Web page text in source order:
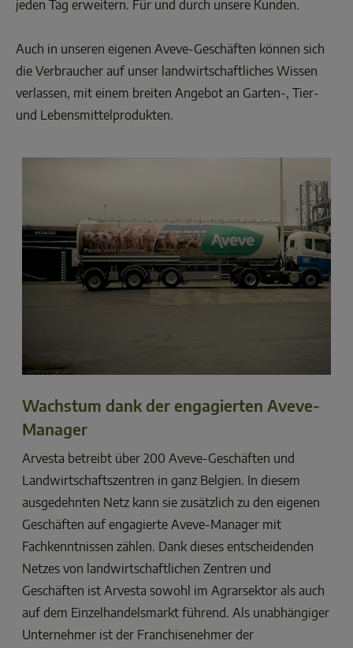
jeden Tag erweitern. Für und durch unsere Kunden.
Auch in unseren eigenen Aveve-Geschäften können sich
die Verbraucher auf unser landwirtschaftliches Wissen
verlassen, mit einem breiten Angebot an Garten-, Tier-
und Lebensmittelprodukten.
Wachstum dank der engagierten Aveve-
Manager
Arvesta betreibt über 200 Aveve-Geschäften und
Landwirtschaftszentren in ganz Belgien. In diesem
ausgedehnten Netz kann sie zusätzlich zu den eigenen
Geschäften auf engagierte Aveve-Manager mit
Fachkenntnissen zählen. Dank dieses entscheidenden
Netzes von landwirtschaftlichen Zentren und
Geschäften ist Arvesta sowohl im Agrarsektor als auch
auf dem Einzelhandelsmarkt führend. Als unabhängiger
Unternehmer ist der Franchisenehmer der